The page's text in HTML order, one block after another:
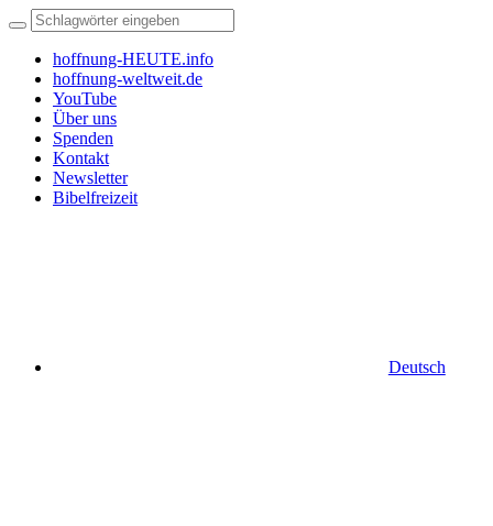
hoffnung-HEUTE.info
hoffnung-weltweit.de
YouTube
Über uns
Spenden
Kontakt
Newsletter
Bibelfreizeit
Deutsch